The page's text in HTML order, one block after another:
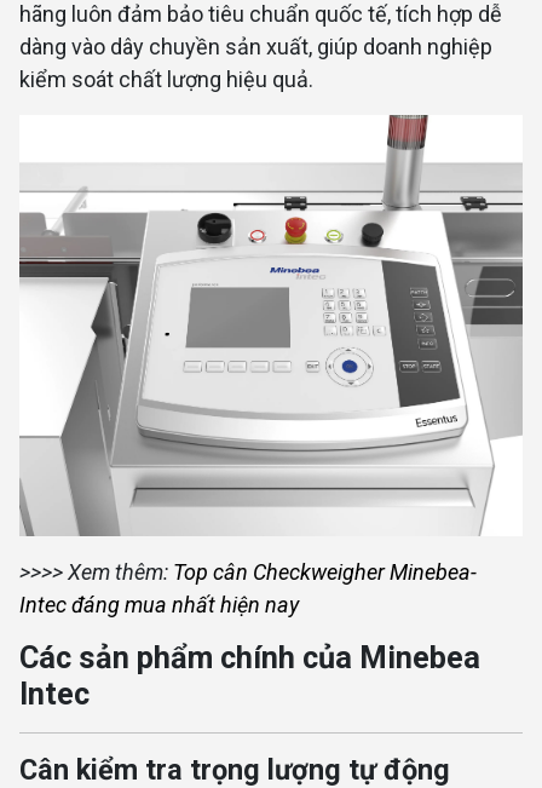
hãng luôn đảm bảo tiêu chuẩn quốc tế, tích hợp dễ
dàng vào dây chuyền sản xuất, giúp doanh nghiệp
kiểm soát chất lượng hiệu quả.
>>>> Xem thêm: Top cân Checkweigher Minebea-
Intec đáng mua nhất hiện nay
Các sản phẩm chính của Minebea
Intec
Cân kiểm tra trọng lượng tự động